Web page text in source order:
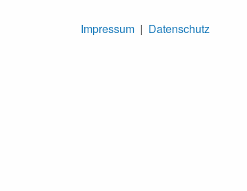
Impressum | Datenschutz